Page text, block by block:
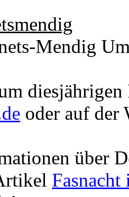
Mendig
diesjährigen
oder auf der
über